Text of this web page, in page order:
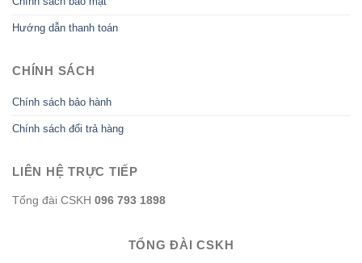
Hướng dẫn thanh toán
CHÍNH SÁCH
Chính sách bảo hành
Chính sách đổi trả hàng
LIÊN HỆ TRỰC TIẾP
Tổng đài CSKH 096 793 1898
TỔNG ĐÀI CSKH